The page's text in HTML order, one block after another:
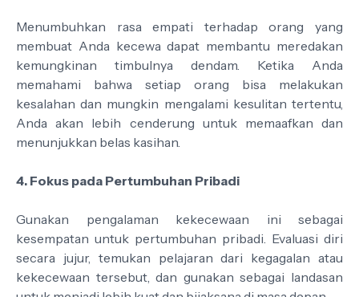
Menumbuhkan rasa empati terhadap orang yang
membuat Anda kecewa dapat membantu meredakan
kemungkinan timbulnya dendam. Ketika Anda
memahami bahwa setiap orang bisa melakukan
kesalahan dan mungkin mengalami kesulitan tertentu,
Anda akan lebih cenderung untuk memaafkan dan
menunjukkan belas kasihan.
4. Fokus pada Pertumbuhan Pribadi
Gunakan pengalaman kekecewaan ini sebagai
kesempatan untuk pertumbuhan pribadi. Evaluasi diri
secara jujur, temukan pelajaran dari kegagalan atau
kekecewaan tersebut, dan gunakan sebagai landasan